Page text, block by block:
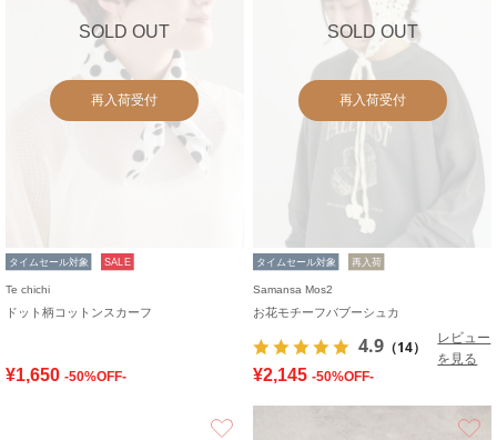
SOLD OUT
再入荷受付
タイムセール対象 SALE
Te chichi
ドット柄コットンスカーフ
¥1,650 -50%OFF-
SOLD OUT
再入荷受付
タイムセール対象 再入荷
Samansa Mos2
お花モチーフバブーシュカ
4.9 （14）
レビュー
を見る
¥2,145 -50%OFF-